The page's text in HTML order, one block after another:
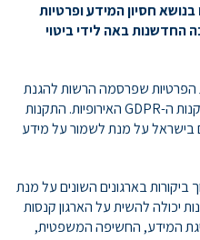
חסיון המידע ופרטיות
החדשנות באה לידי ביטוי
הגנת הפרטיות שפרסמה הרשות להגנת
הפרטיות הישראלית. זאת במקביל לתקנות ה-GDPR האירופיות. התקנות
בישראל על מנת לשמור על מידע
לערוך ביקורות בארגונים השונים על מנת
יכולה להשית על הארגון קנסות
המידע, החשיפה המשפטית,